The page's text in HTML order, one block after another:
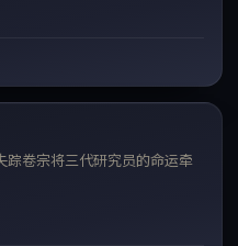
卷宗将三代研究员的命运牵